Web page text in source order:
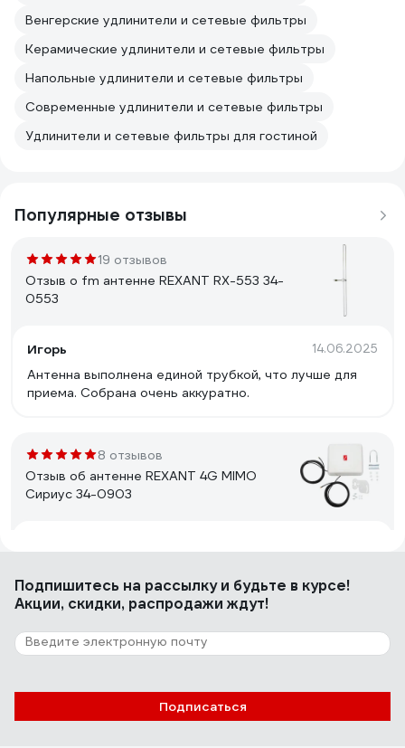
Венгерские удлинители и сетевые фильтры
Керамические удлинители и сетевые фильтры
Напольные удлинители и сетевые фильтры
Современные удлинители и сетевые фильтры
Удлинители и сетевые фильтры для гостиной
Популярные отзывы
19 отзывов
Отзыв о fm антенне REXANT RX-553 34-
0553
Игорь 14.06.2025
Антенна выполнена единой трубкой, что лучше для
приема. Собрана очень аккуратно.
8 отзывов
Отзыв об антенне REXANT 4G MIMO
Сириус 34-0903
(Keenetic Hero 4G+) вместо штатных антенн.
Скорость +30-50%.
Подпишитесь на рассылкуи будьте в курсе!
Акции, скидки, распродажи ждут!
Подписаться